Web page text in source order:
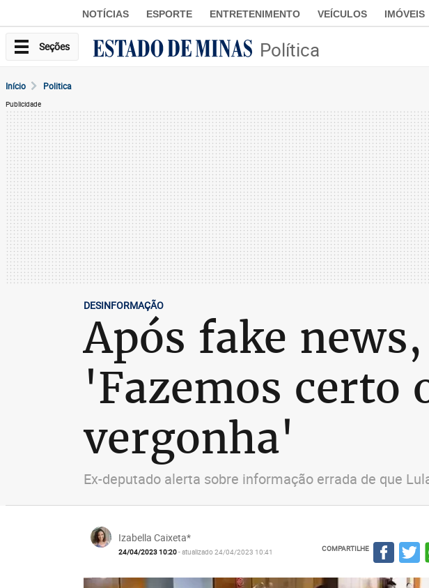
NOTÍCIAS ESPORTE ENTRETENIMENTO VEÍCULOS IMÓVEIS
Seções Política
Início Politica
Publicidade
DESINFORMAÇÃO
Após fake
'Fazemos certo
vergonha'
Ex-deputado alerta sobre informação errada de que
Izabella Caixeta*
24/04/2023 10:20- atualizado 24/04/2023 10:41 COMPARTILHE